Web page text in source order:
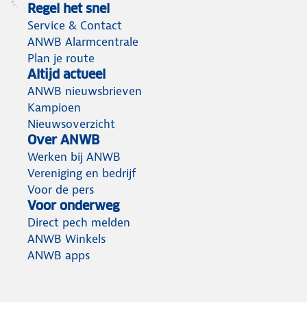
Regel het snel
Service & Contact
ANWB Alarmcentrale
Plan je route
Altijd actueel
ANWB nieuwsbrieven
Kampioen
Nieuwsoverzicht
Over ANWB
Werken bij ANWB
Vereniging en bedrijf
Voor de pers
Voor onderweg
Direct pech melden
ANWB Winkels
ANWB apps